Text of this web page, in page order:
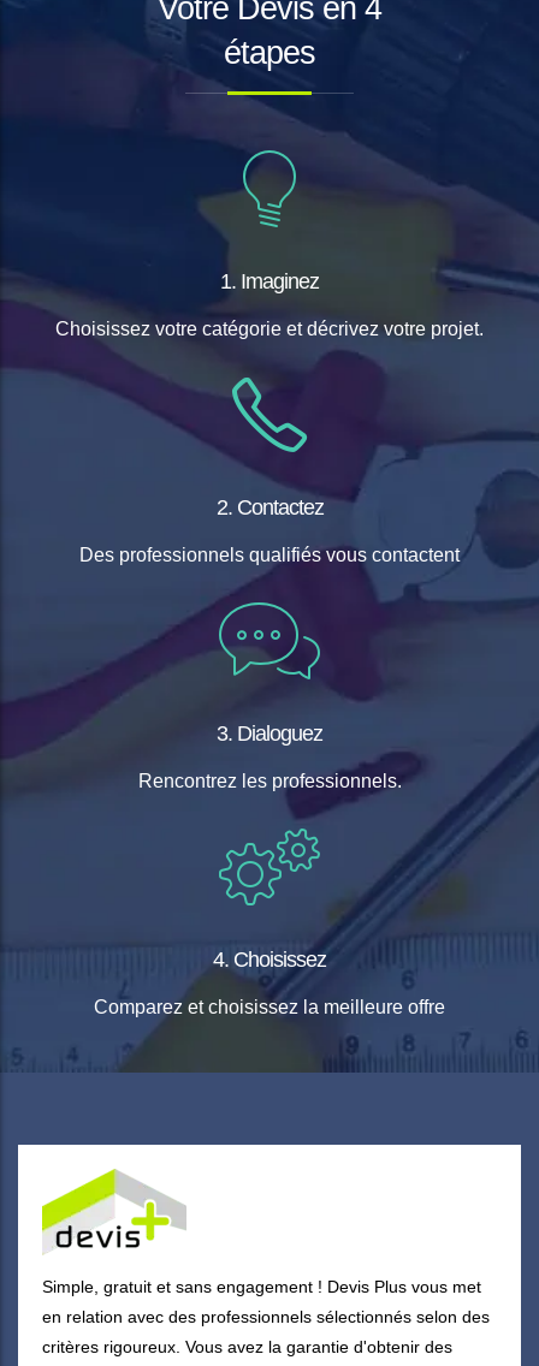
Votre Devis en 4
étapes
1. Imaginez
Choisissez votre catégorie et décrivez votre projet.
2. Contactez
Des professionnels qualifiés vous contactent
3. Dialoguez
Rencontrez les professionnels.
4. Choisissez
Comparez et choisissez la meilleure offre
Simple, gratuit et sans engagement ! Devis Plus vous met
en relation avec des professionnels sélectionnés selon des
critères rigoureux. Vous avez la garantie d'obtenir des